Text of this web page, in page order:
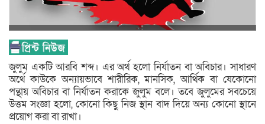
জুলুম একটি আরবি শব্দ। এর অর্থ হলো নির্যাতন বা অবিচার। সাধারণ
অর্থে কাউকে অন্যায়ভাবে শারীরিক, মানসিক, আর্থিক বা যেকোনো
পন্থায় অবিচার বা নির্যাতন করাকে জুলুম বলে। তবে জুলুমের সবচেয়ে
উত্তম সংজ্ঞা হলো, কোনো কিছু নিজ স্থান বাদ দিয়ে অন্য কোনো স্থানে
প্রয়োগ করা বা রাখা।